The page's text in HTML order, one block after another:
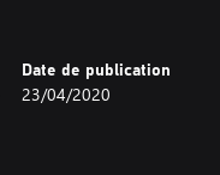
Date de publication
23/04/2020